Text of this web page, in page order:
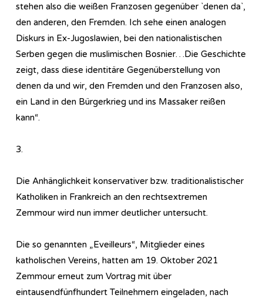
stehen also die weißen Franzosen gegenüber `denen da`,
den anderen, den Fremden. Ich sehe einen analogen
Diskurs in Ex-Jugoslawien, bei den nationalistischen
Serben gegen die muslimischen Bosnier…Die Geschichte
zeigt, dass diese identitäre Gegenüberstellung von
denen da und wir, den Fremden und den Franzosen also,
ein Land in den Bürgerkrieg und ins Massaker reißen
kann“.
3.
Die Anhänglichkeit konservativer bzw. traditionalistischer
Katholiken in Frankreich an den rechtsextremen
Zemmour wird nun immer deutlicher untersucht.
Die so genannten „Eveilleurs“, Mitglieder eines
katholischen Vereins, hatten am 19. Oktober 2021
Zemmour erneut zum Vortrag mit über
eintausendfünfhundert Teilnehmern eingeladen, nach